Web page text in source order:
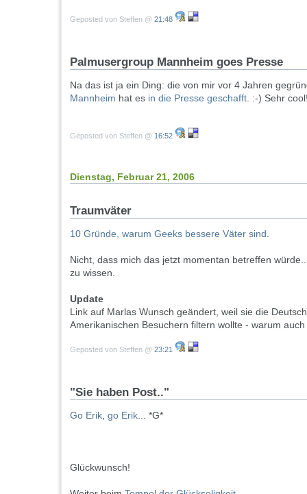
Geposted von Steffen @ 21:48
Palmusergroup Mannheim goes Presse
Na das ist ja ein Ding: die von mir vor 4 Jahren
Mannheim hat es in die Presse geschafft . :-) Sehr
Geposted von Steffen @ 16:52
Dienstag, Februar 21, 2006
Traumväter
10 Gründe, warum Geeks bessere Väter sind.
Nicht, dass mich das jetzt momentan betreffen
zu wissen.
Update
Link auf Marlas Wunsch geändert, weil sie die
Amerikanischen Besuchern filtern wollte - warum
Geposted von Steffen @ 23:21
"Sie haben Post.."
Go Erik go Erik ... *G*
Glückwunsch!